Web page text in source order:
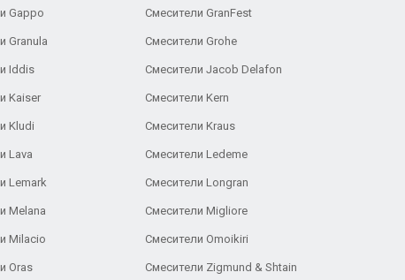
Gappo Смесители GranFest
Granula Смесители Grohe
Iddis Смесители Jacob Delafon
Kaiser Смесители Kern
Kludi Смесители Kraus
Lava Смесители Ledeme
Lemark Смесители Longran
Melana Смесители Migliore
Milacio Смесители Omoikiri
Oras Смесители Zigmund & Shtain